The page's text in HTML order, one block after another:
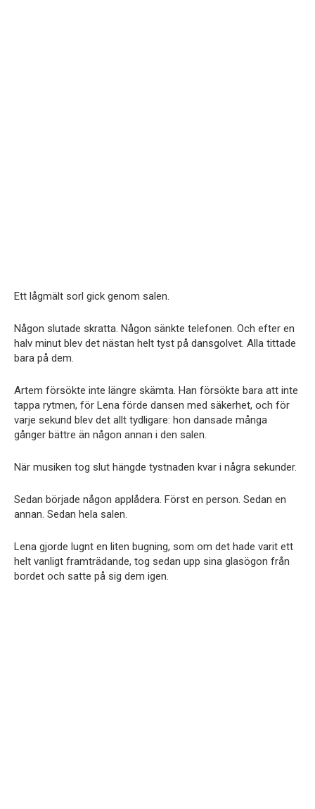
Ett lågmält sorl gick genom salen.
Någon slutade skratta. Någon sänkte telefonen. Och efter en
halv minut blev det nästan helt tyst på dansgolvet. Alla tittade
bara på dem.
Artem försökte inte längre skämta. Han försökte bara att inte
tappa rytmen, för Lena förde dansen med säkerhet, och för
varje sekund blev det allt tydligare: hon dansade många
gånger bättre än någon annan i den salen.
När musiken tog slut hängde tystnaden kvar i några sekunder.
Sedan började någon applådera. Först en person. Sedan en
annan. Sedan hela salen.
Lena gjorde lugnt en liten bugning, som om det hade varit ett
helt vanligt framträdande, tog sedan upp sina glasögon från
bordet och satte på sig dem igen.